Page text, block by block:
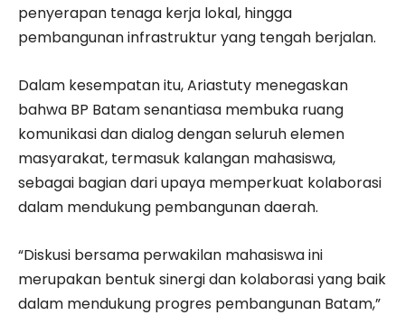
penyerapan tenaga kerja lokal, hingga
pembangunan infrastruktur yang tengah berjalan.
Dalam kesempatan itu, Ariastuty menegaskan
bahwa BP Batam senantiasa membuka ruang
komunikasi dan dialog dengan seluruh elemen
masyarakat, termasuk kalangan mahasiswa,
sebagai bagian dari upaya memperkuat kolaborasi
dalam mendukung pembangunan daerah.
“Diskusi bersama perwakilan mahasiswa ini
merupakan bentuk sinergi dan kolaborasi yang baik
dalam mendukung progres pembangunan Batam,”